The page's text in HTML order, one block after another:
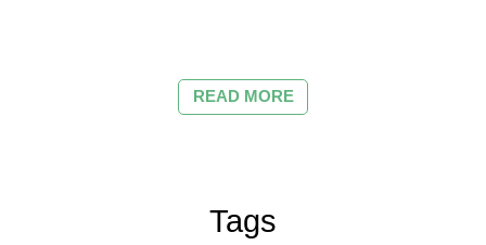
READ MORE
Tags